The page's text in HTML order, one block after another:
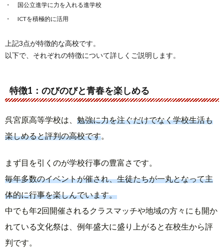
国公立進学に力を入れる進学校
ICTを積極的に活用
上記3点が特徴的な高校です。
以下で、それぞれの特徴について詳しくご説明します。
特徴1：のびのびと青春を楽しめる
呉宮原高等学校は、 勉強に力を注ぐだけでなく学校生活も
楽しめると評判の高校です
まず目を引くのが学校行事の豊富さです。
毎年多数のイベントが催され、生徒たちが一丸となって主
体的に行事を楽しんでいます。
中でも年2回開催されるクラスマッチや地域の方々にも開か
れている文化祭は、例年盛大に盛り上がると在校生から評
判です。